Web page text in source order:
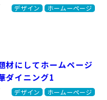
デザイン ホームーページ
材にしてホームページ
ダイニング1
デザイン ホームーページ